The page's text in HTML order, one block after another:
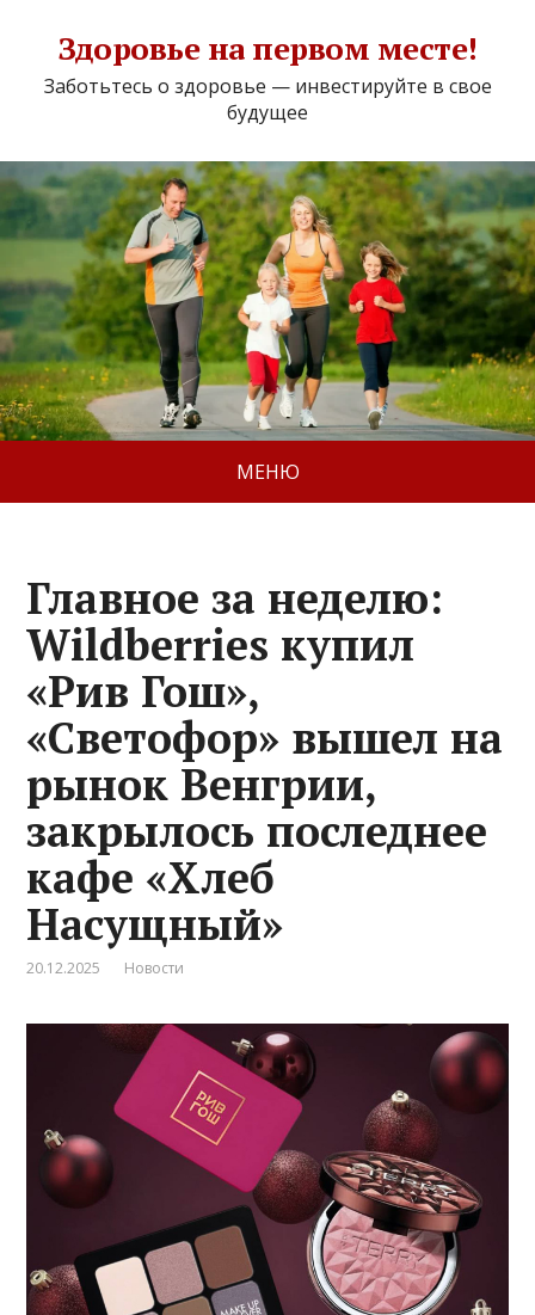
Здоровье на первом месте!
Заботьтесь о здоровье — инвестируйте в свое
будущее
МЕНЮ
Главное за неделю:
Wildberries купил
«Рив Гош»,
«Светофор» вышел на
рынок Венгрии,
закрылось последнее
кафе «Хлеб
Насущный»
20.12.2025 Новости